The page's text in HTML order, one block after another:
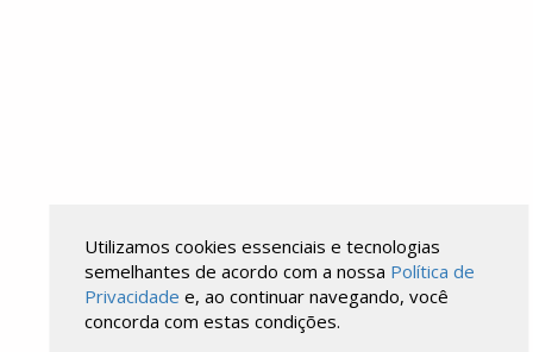
Utilizamos cookies essenciais e tecnologias
semelhantes de acordo com a nossa Política de
Privacidade e, ao continuar navegando, você
concorda com estas condições.